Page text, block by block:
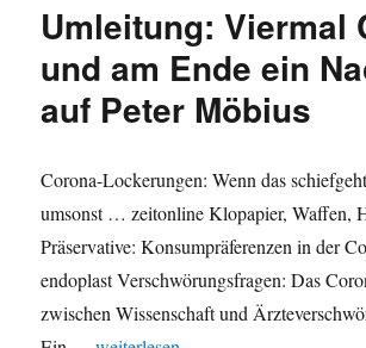
Friedrich
Über
den
Briloner
Josef
Sauvigny
(1875-
1967),
„Einigung
Umleitung: Viermal
und am Ende ein
auf Peter Möbius
Corona-Lockerungen: Wenn das
umsonst … zeitonline Klopapier, Waffen,
Präservative: Konsumpräferenzen in der
endoplast Verschwörungsfragen: Das
zwischen Wissenschaft und